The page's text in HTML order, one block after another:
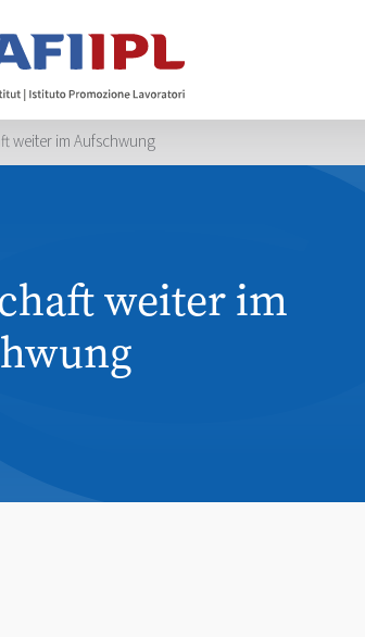
weiter im Aufschwung
weiter im